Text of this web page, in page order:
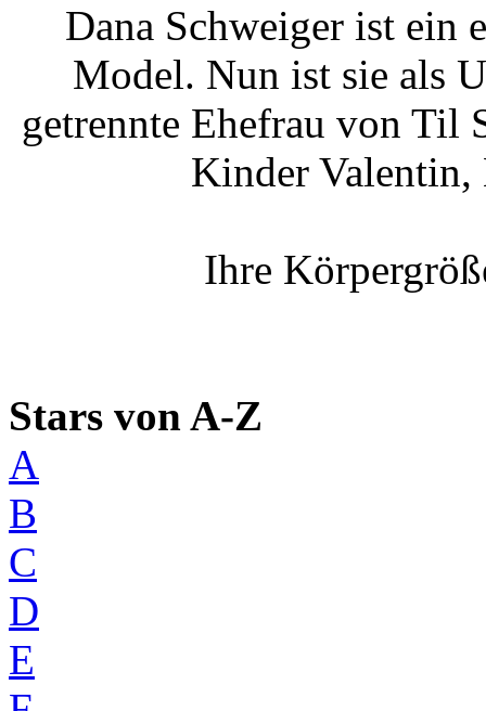
Dana Schweiger ist ein
Model. Nun ist sie als
getrennte Ehefrau von Til
Kinder
Ihre
Stars von A-Z
A
B
C
D
E